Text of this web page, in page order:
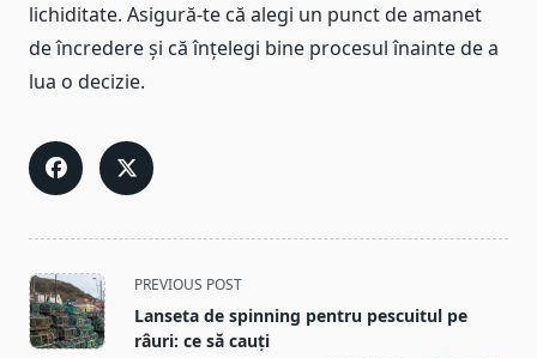
lichiditate. Asigură-te că alegi un punct de amanet
de încredere și că înțelegi bine procesul înainte de a
lua o decizie.
<span
class="nav-
subtitle
PREVIOUS POST
Lanseta de spinning pentru pescuitul pe
râuri: ce să cauți